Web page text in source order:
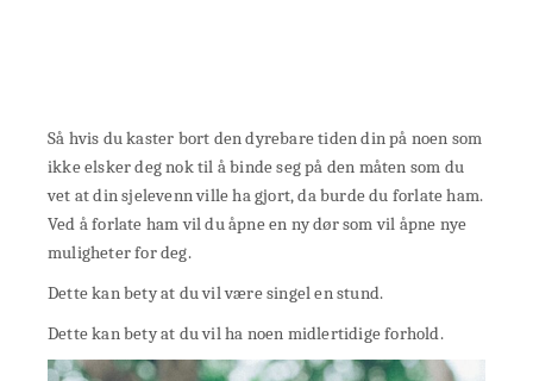
Så hvis du kaster bort den dyrebare tiden din på noen som
ikke elsker deg nok til å binde seg på den måten som du
vet at din sjelevenn ville ha gjort, da burde du forlate ham.
Ved å forlate ham vil du åpne en ny dør som vil åpne nye
muligheter for deg.
Dette kan bety at du vil være singel en stund.
Dette kan bety at du vil ha noen midlertidige forhold.